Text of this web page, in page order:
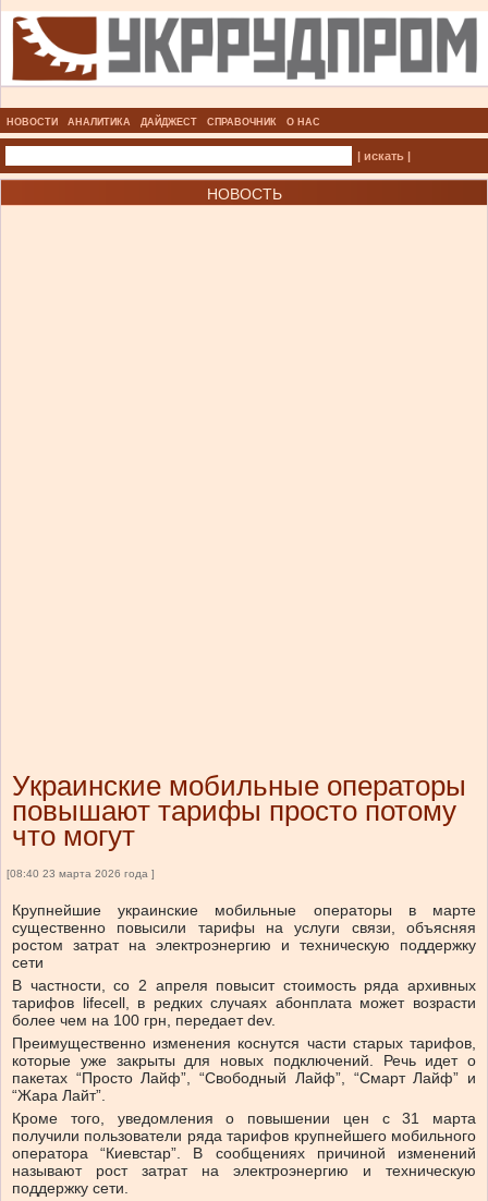
НОВОСТИ АНАЛИТИКА ДАЙДЖЕСТ СПРАВОЧНИК О НАС
| искать |
НОВОСТЬ
Украинские мобильные операторы
повышают тарифы просто потому
что могут
[08:40 23 марта 2026 года ]
Крупнейшие украинские мобильные операторы в марте
существенно повысили тарифы на услуги связи, объясняя
ростом затрат на электроэнергию и техническую поддержку
сети
В частности, со 2 апреля повысит стоимость ряда архивных
тарифов lifecell, в редких случаях абонплата может возрасти
более чем на 100 грн, передает dev.
Преимущественно изменения коснутся части старых тарифов,
которые уже закрыты для новых подключений. Речь идет о
пакетах “Просто Лайф”, “Свободный Лайф”, “Смарт Лайф” и
“Жара Лайт”.
Кроме того, уведомления о повышении цен с 31 марта
получили пользователи ряда тарифов крупнейшего мобильного
оператора “Киевстар”. В сообщениях причиной изменений
называют рост затрат на электроэнергию и техническую
поддержку сети.